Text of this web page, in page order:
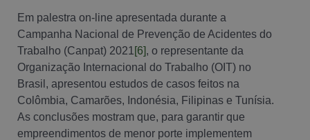
Em palestra on-line apresentada durante a
Campanha Nacional de Prevenção de Acidentes do
Trabalho (Canpat) 2021 [6], o representante da
Organização Internacional do Trabalho (OIT) no
Brasil, apresentou estudos de casos feitos na
Colômbia, Camarões, Indonésia, Filipinas e Tunísia.
As conclusões mostram que, para garantir que
empreendimentos de menor porte implementem